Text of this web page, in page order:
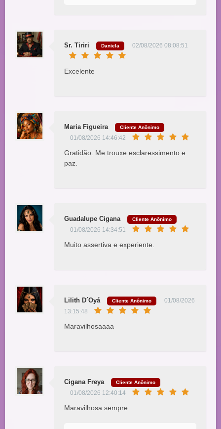
Sr. Tiriri Daniela 02/08/2026 08:08:51
Excelente
Maria Figueira Cliente Anônimo
01/08/2026 14:46:42
Gratidão. Me trouxe esclaressimento e
paz.
Guadalupe Cigana Cliente Anônimo
01/08/2026 14:34:51
Muito assertiva e experiente.
Lilith D´Oyá Cliente Anônimo
01/08/2026
13:15:48
Maravilhosaaaa
Cigana Freya Cliente Anônimo
01/08/2026 12:40:14
Maravilhosa sempre